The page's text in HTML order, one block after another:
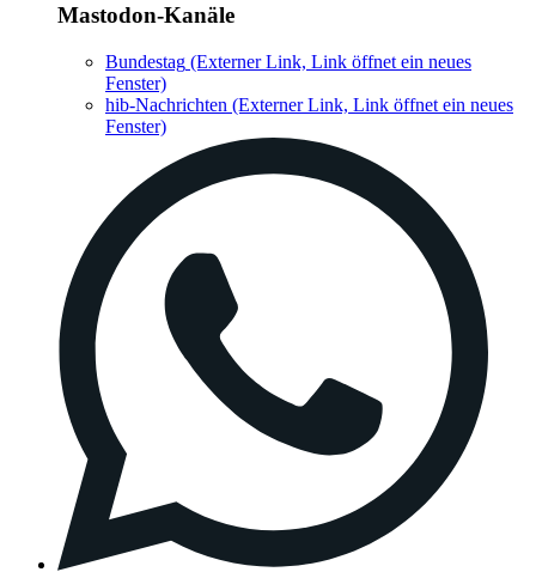
Mastodon-Kanäle
Bundestag (Externer Link, Link öffnet ein neues
Fenster)
hib-Nachrichten (Externer Link, Link öffnet ein neues
Fenster)